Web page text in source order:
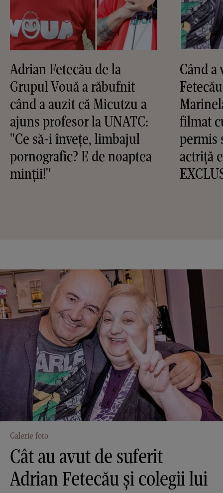
Adrian Fetecău de la
Grupul Vouă a răbufnit
când a auzit că Micutzu a
ajuns profesor la UNATC:
"Ce să-i învețe, limbajul
pornografic? E de noaptea
minții!"
Când
filmat
permis
actriță
Galerie foto
Cât au avut de suferit
Adrian Fetecău și colegii lui